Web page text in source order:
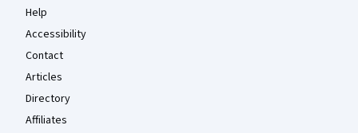
Help
Accessibility
Contact
Articles
Directory
Affiliates